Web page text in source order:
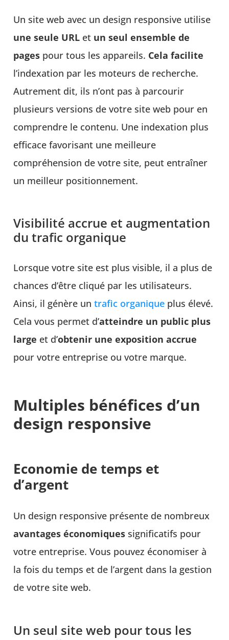
Un site web avec un design responsive utilise
une seule URL et un seul ensemble de
pages pour tous les appareils. Cela facilite
l’indexation par les moteurs de recherche.
Autrement dit, ils n’ont pas à parcourir
plusieurs versions de votre site web pour en
comprendre le contenu. Une indexation plus
efficace favorisant une meilleure
compréhension de votre site, peut entraîner
un meilleur positionnement.
Visibilité accrue et augmentation
du trafic organique
Lorsque votre site est plus visible, il a plus de
chances d’être cliqué par les utilisateurs.
Ainsi, il génère untrafic organique plus élevé.
Cela vous permet d’atteindre un public plus
large et d’obtenir une exposition accrue
pour votre entreprise ou votre marque.
Multiples bénéfices d’un
design responsive
Economie de temps et
d’argent
Un design responsive présente de nombreux
avantages économiques significatifs pour
votre entreprise. Vous pouvez économiser à
la fois du temps et de l’argent dans la gestion
de votre site web.
Un seul site web pour tous les